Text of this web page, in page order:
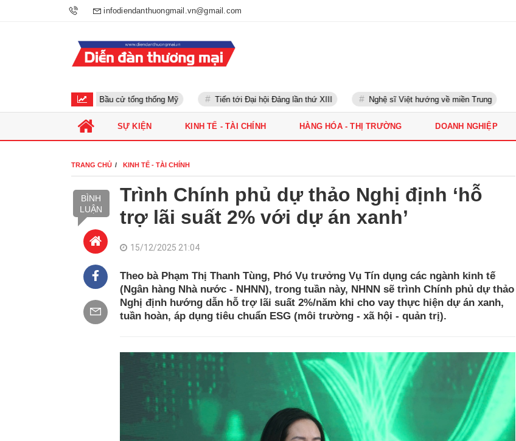
infodiendanthuongmail.vn@gmail.com
Bầu cử tổng thống Mỹ Tiến tới Đại hội Đảng lần thứ XIII Nghệ sĩ Việt hướng về miền Trung
SỰ KIỆN KINH TẾ - TÀI CHÍNH HÀNG HÓA - THỊ TRƯỜNG DOANH NGHIỆP
TRANG CHỦ KINH TẾ - TÀI CHÍNH
BÌNH
LUẬN
Trình Chính phủ dự thảo Nghị định ‘hỗ
trợ lãi suất 2% với dự án xanh’
15/12/2025 21:04
Theo bà Phạm Thị Thanh Tùng, Phó Vụ trưởng Vụ Tín dụng các ngành kinh tế
(Ngân hàng Nhà nước - NHNN), trong tuần này, NHNN sẽ trình Chính phủ dự thảo
Nghị định hướng dẫn hỗ trợ lãi suất 2%/năm khi cho vay thực hiện dự án xanh,
tuần hoàn, áp dụng tiêu chuẩn ESG (môi trường - xã hội - quản trị).